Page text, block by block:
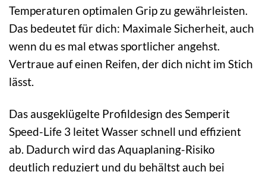
Temperaturen optimalen Grip zu gewährleisten.
Das bedeutet für dich: Maximale Sicherheit, auch
wenn du es mal etwas sportlicher angehst.
Vertraue auf einen Reifen, der dich nicht im Stich
lässt.
Das ausgeklügelte Profildesign des Semperit
Speed-Life 3 leitet Wasser schnell und effizient
ab. Dadurch wird das Aquaplaning-Risiko
deutlich reduziert und du behältst auch bei